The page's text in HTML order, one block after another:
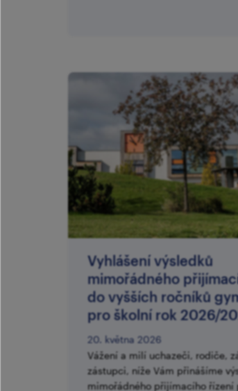
Vyhlášení výsledků
mimořádného
do vyšších ročníků
pro školní rok 2026/
20. května 2026
Vážení a milí uchazeči, rodiče,
zástupci, níže Vám přinášíme
mimořádného přijímacího řízení